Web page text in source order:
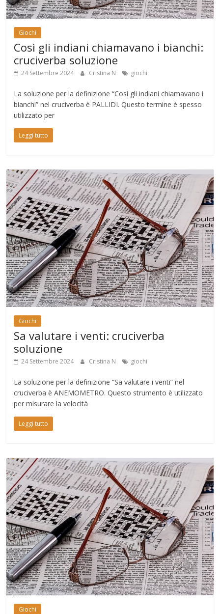
Giochi
Così gli indiani chiamavano i bianchi:
cruciverba soluzione
24 Settembre 2024 Cristina N giochi
La soluzione per la definizione “Così gli indiani chiamavano i
bianchi” nel cruciverba è PALLIDI. Questo termine è spesso
utilizzato per
Leggi tutto
Giochi
Sa valutare i venti: cruciverba
soluzione
24 Settembre 2024 Cristina N giochi
La soluzione per la definizione “Sa valutare i venti” nel
cruciverba è ANEMOMETRO. Questo strumento è utilizzato
per misurare la velocità
Leggi tutto
Giochi